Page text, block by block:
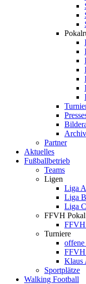
Partner
Aktuelles
Fußballbetrieb
Teams
Ligen
Liga A
Liga B
Liga C
FFVH Pokal
FFVH
Turniere
offene
Klaus
Sportplätze
Walking Football